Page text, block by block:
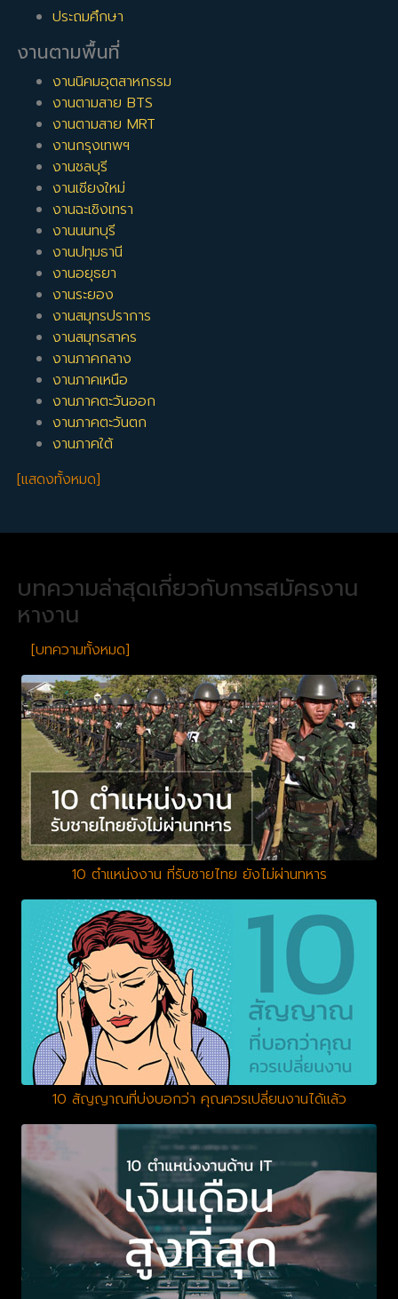
งานที่เกี่ยวข้องกับ งานขาย
คุณสามารถกรองผลการค้นหาได้ด้วยตำแหน่งงานที่เกี่ยวข้องต่อไป
นี้:
งานขายปลีก,งานขายระหว่างประเทศ
งานขายทางโทรศัพท์
สนับสนุนการขาย,งานธุรการฝ่ายขาย
ขาย
*การแบ่งหมวดหมู่งาน จัดทำโดยพนักงานธุรการฝ่ายสรรหาบุคลากร
ซึ่งอาจจะไม่รู้จักสายงานนี้ลึกซึ้งเท่าผู้ที่ทำงานในสายงานโดยตรง
หากบางงานจัดไม่ตรงหมวดหมู่ที่ควรจะเป็น ก็ต้องขออภัยมา ณ ที่นี้
ด้วยครับ
งานขาย ชลบุรี,งานขาย กทม
BestjobInTh Team
ประถมศึกษา
งานตามพื้นที่
งานนิคมอุตสาหกรรม
งานตามสาย BTS
งานตามสาย MRT
งานกรุงเทพฯ
งานชลบุรี
งานเชียงใหม่
งานฉะเชิงเทรา
งานนนทบุรี
งานปทุมธานี
งานอยุธยา
งานระยอง
งานสมุทรปราการ
งานสมุทรสาคร
งานภาคกลาง
งานภาคเหนือ
งานภาคตะวันออก
งานภาคตะวันตก
งานภาคใต้
[แสดงทั้งหมด]
บทความล่าสุดเกี่ยวกับการสมัครงาน
หางาน
[บทความทั้งหมด]
10 ตำแหน่งงาน ที่รับชายไทย ยังไม่ผ่านทหาร
10 สัญญาณที่บ่งบอกว่า คุณควรเปลี่ยนงานได้แล้ว